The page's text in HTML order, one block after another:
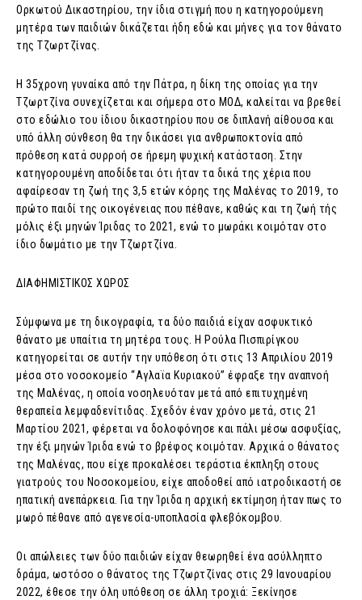
Ορκωτού Δικαστηρίου, την ίδια στιγμή που η κατηγορούμενη
μητέρα των παιδιών δικάζεται ήδη εδώ και μήνες για τον θάνατο
της Τζωρτζίνας.
Η 35χρονη γυναίκα από την Πάτρα, η δίκη της οποίας για την
Τζωρτζίνα συνεχίζεται και σήμερα στο ΜΟΔ, καλείται να βρεθεί
στο εδώλιο του ίδιου δικαστηρίου που σε διπλανή αίθουσα και
υπό άλλη σύνθεση θα την δικάσει για ανθρωποκτονία από
πρόθεση κατά συρροή σε ήρεμη ψυχική κατάσταση. Στην
κατηγορουμένη αποδίδεται ότι ήταν τα δικά της χέρια που
αφαίρεσαν τη ζωή της 3,5 ετών κόρης της Μαλένας το 2019, το
πρώτο παιδί της οικογένειας που πέθανε, καθώς και τη ζωή τής
μόλις έξι μηνών Ίριδας το 2021, ενώ το μωράκι κοιμόταν στο
ίδιο δωμάτιο με την Τζωρτζίνα.
ΔΙΑΦΗΜΙΣΤΙΚΟΣ ΧΩΡΟΣ
Σύμφωνα με τη δικογραφία, τα δύο παιδιά είχαν ασφυκτικό
θάνατο με υπαίτια τη μητέρα τους. Η Ρούλα Πισπιρίγκου
κατηγορείται σε αυτήν την υπόθεση ότι στις 13 Απριλίου 2019
μέσα στο νοσοκομείο “Αγλαϊα Κυριακού” έφραξε την αναπνοή
της Μαλένας, η οποία νοσηλευόταν μετά από επιτυχημένη
θεραπεία λεμφαδενίτιδας. Σχεδόν έναν χρόνο μετά, στις 21
Μαρτίου 2021, φέρεται να δολοφόνησε και πάλι μέσω ασφυξίας,
την έξι μηνών Ίριδα ενώ το βρέφος κοιμόταν. Αρχικά ο θάνατος
της Μαλένας, που είχε προκαλέσει τεράστια έκπληξη στους
γιατρούς του Νοσοκομείου, είχε αποδοθεί από ιατροδικαστή σε
ηπατική ανεπάρκεια. Για την Ίριδα η αρχική εκτίμηση ήταν πως το
μωρό πέθανε από αγενεσία-υποπλασία φλεβόκομβου.
Οι απώλειες των δύο παιδιών είχαν θεωρηθεί ένα ασύλληπτο
δράμα, ωστόσο ο θάνατος της Τζωρτζίνας στις 29 Ιανουαρίου
2022, έθεσε την όλη υπόθεση σε άλλη τροχιά: Ξεκίνησε